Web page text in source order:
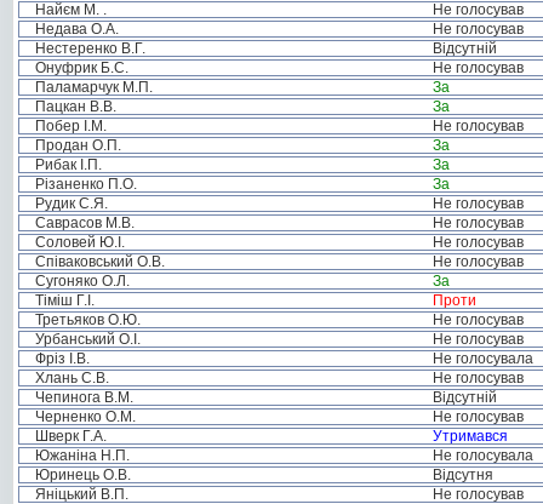
Найєм М. .
Не голосував
Недава О.А.
Не голосував
Нестеренко В.Г.
Відсутній
Онуфрик Б.С.
Не голосував
Паламарчук М.П.
За
Пацкан В.В.
За
Побер І.М.
Не голосував
Продан О.П.
За
Рибак І.П.
За
Різаненко П.О.
За
Рудик С.Я.
Не голосував
Саврасов М.В.
Не голосував
Соловей Ю.І.
Не голосував
Співаковський О.В.
Не голосував
Сугоняко О.Л.
За
Тіміш Г.І.
Проти
Третьяков О.Ю.
Не голосував
Урбанський О.І.
Не голосував
Фріз І.В.
Не голосувала
Хлань С.В.
Не голосував
Чепинога В.М.
Відсутній
Черненко О.М.
Не голосував
Шверк Г.А.
Утримався
Южаніна Н.П.
Не голосувала
Юринець О.В.
Відсутня
Яніцький В.П.
Не голосував